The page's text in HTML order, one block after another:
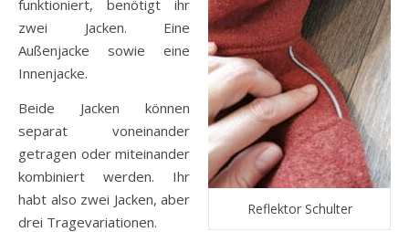
Reflektor Schulter
funktioniert, benötigt ihr
zwei Jacken. Eine
Außenjacke sowie eine
Innenjacke.
Beide Jacken können
separat voneinander
getragen oder miteinander
kombiniert werden. Ihr
habt also zwei Jacken, aber
drei Tragevariationen.